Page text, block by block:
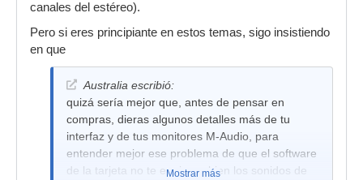
canales del estéreo).
Pero si eres principiante en estos temas, sigo insistiendo
en que
Australia escribió:
quizá sería mejor que, antes de pensar en
compras, dieras algunos detalles más de tu
interfaz y de tus monitores M-Audio, para
entender mejor ese problema de que el software
de la tarjeta no te equipara bien los sonidos de
Mostrar más